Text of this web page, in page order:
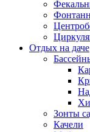
Отдых на даче
Зонты
Качели